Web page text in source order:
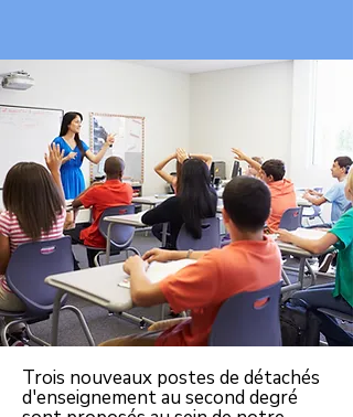
Trois nouveaux postes de détachés
d'enseignement au second degré